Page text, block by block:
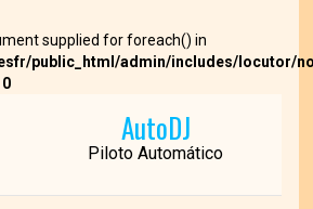
supplied for foreach() in
public_html/admin/includes/locutor/
0
AutoDJ
Piloto Automático